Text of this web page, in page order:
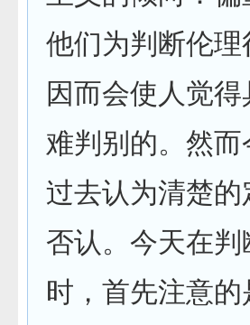
他们为判断伦
因而会使人觉
难判别的。然
过去认为清楚
否认。今天在
时，首先注意